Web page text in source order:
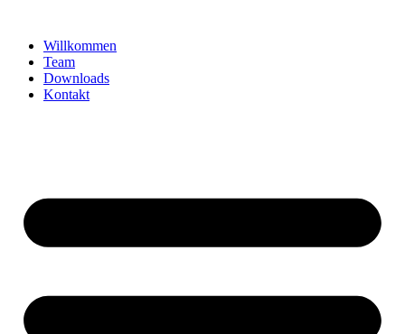
springenWillkommen
Team
Downloads
Kontakt